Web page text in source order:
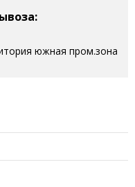
южная пром.зона